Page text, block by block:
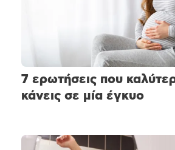
7 ερωτήσεις που
κάνεις σε μία έγκυο